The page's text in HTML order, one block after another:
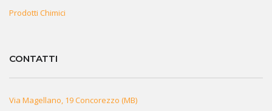
Prodotti Chimici
CONTATTI
Via Magellano, 19 Concorezzo (MB)